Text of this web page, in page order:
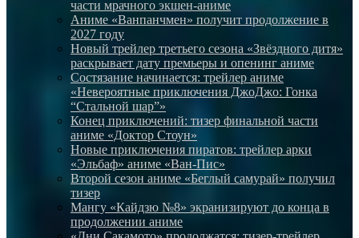
части мрачного экшен-аниме
Аниме «Ванпанчмен» получит продолжение в
2027 году
Новый трейлер третьего сезона «Звёздного дитя»
раскрывает дату премьеры и опенинг аниме
Состязание начинается: трейлер аниме
«Невероятные приключения ДжоДжо: Гонка
“Стальной шар”»
Конец приключений: тизер финальной части
аниме «Доктор Стоун»
Новые приключения пиратов: трейлер арки
«Эльбаф» аниме «Ван-Пис»
Второй сезон аниме «Беглый самурай» получил
тизер
Мангу «Кайдзю №8» экранизируют до конца в
продолжении аниме